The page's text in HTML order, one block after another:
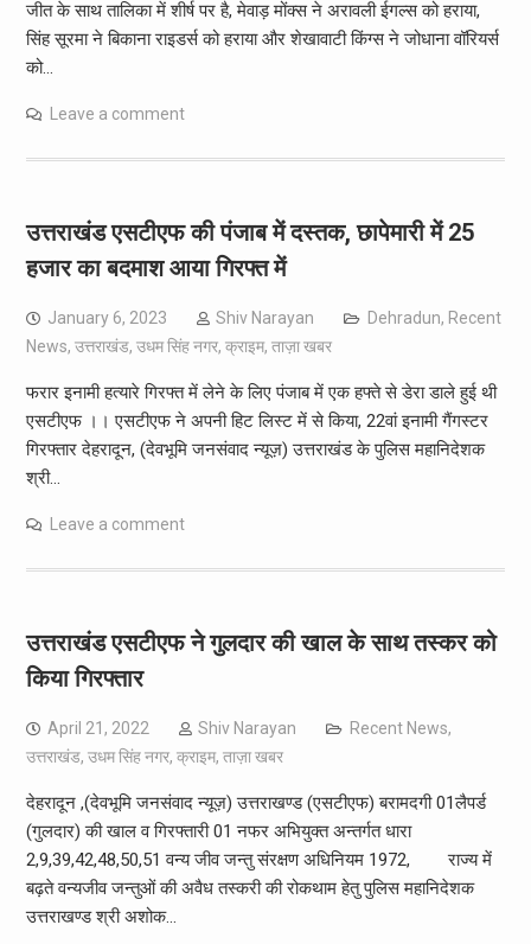
जीत के साथ तालिका में शीर्ष पर है, मेवाड़ मोंक्स ने अरावली ईगल्स को हराया,
सिंह सूरमा ने बिकाना राइडर्स को हराया और शेखावाटी किंग्स ने जोधाना वॉरियर्स
को…
Leave a comment
उत्तराखंड एसटीएफ की पंजाब में दस्तक, छापेमारी में 25
हजार का बदमाश आया गिरफ्त में
January 6, 2023 Shiv Narayan Dehradun, Recent
News, उत्तराखंड, उधम सिंह नगर, क्राइम, ताज़ा खबर
फरार इनामी हत्यारे गिरफ्त में लेने के लिए पंजाब में एक हफ्ते से डेरा डाले हुई थी
एसटीएफ ।। एसटीएफ ने अपनी हिट लिस्ट में से किया, 22वां इनामी गैंगस्टर
गिरफ्तार देहरादून, (देवभूमि जनसंवाद न्यूज़) उत्तराखंड के पुलिस महानिदेशक
श्री…
Leave a comment
उत्तराखंड एसटीएफ ने गुलदार की खाल के साथ तस्कर को
किया गिरफ्तार
April 21, 2022 Shiv Narayan Recent News,
उत्तराखंड, उधम सिंह नगर, क्राइम, ताज़ा खबर
देहरादून ,(देवभूमि जनसंवाद न्यूज़) उत्तराखण्ड (एसटीएफ) बरामदगी 01लैपर्ड
(गुलदार) की खाल व गिरफ्तारी 01 नफर अभियुक्त अन्तर्गत धारा
2,9,39,42,48,50,51 वन्य जीव जन्तु संरक्षण अधिनियम 1972, राज्य में
बढ़ते वन्यजीव जन्तुओं की अवैध तस्करी की रोकथाम हेतु पुलिस महानिदेशक
उत्तराखण्ड श्री अशोक…